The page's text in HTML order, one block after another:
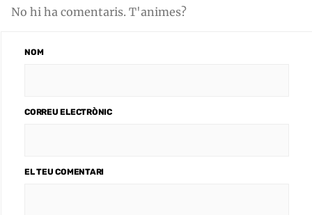
No hi ha comentaris. T'animes?
NOM
CORREU ELECTRÒNIC
EL TEU COMENTARI